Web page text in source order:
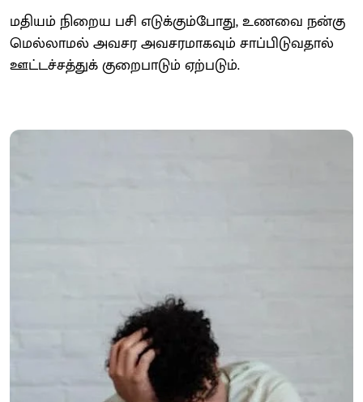
மதியம் நிறைய பசி எடுக்கும்போது, உணவை நன்கு
மெல்லாமல் அவசர அவசரமாகவும் சாப்பிடுவதால்
ஊட்டச்சத்துக் குறைபாடும் ஏற்படும்.